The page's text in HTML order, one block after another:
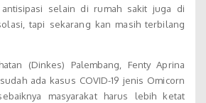
selain di rumah sakit juga di
tapi sekarang kan masih terbilang
(Dinkes) Palembang, Fenty Aprina
ada kasus COVID-19 jenis Omicorn
masyarakat harus lebih ketat